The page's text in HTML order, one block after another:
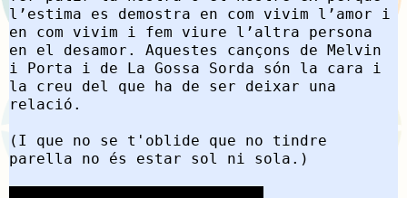
l’estima es demostra en com vivim l’amor i
en com vivim i fem viure l’altra persona
en el desamor. Aquestes cançons de Melvin
i Porta i de La Gossa Sorda són la cara i
la creu del que ha de ser deixar una
relació.
(I que no se t'oblide que no tindre
parella no és estar sol ni sola.)